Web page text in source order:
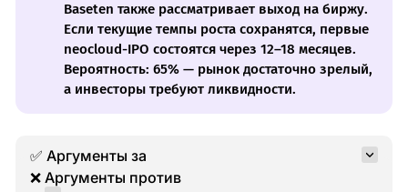
Baseten также рассматривает выход на биржу.
Если текущие темпы роста сохранятся, первые
neocloud-IPO состоятся через 12–18 месяцев.
Вероятность: 65% — рынок достаточно зрелый,
а инвесторы требуют ликвидности.
✅ Аргументы за
❌ Аргументы против